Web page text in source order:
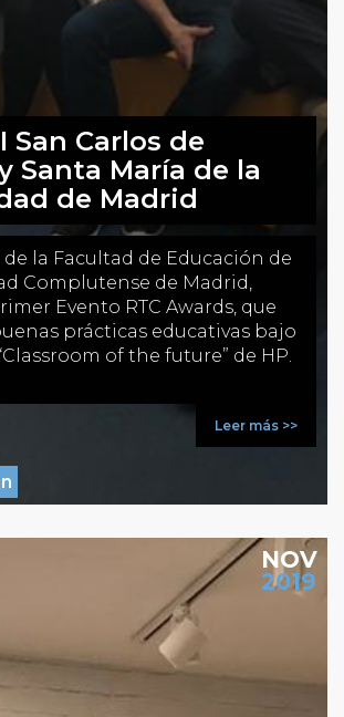
San Carlos de
Santa María de la
de Madrid
la Facultad de Educación de
Complutense de Madrid,
Evento RTC Awards, que
prácticas educativas bajo
of the future” de HP.
Leer más >>
NOV
2019